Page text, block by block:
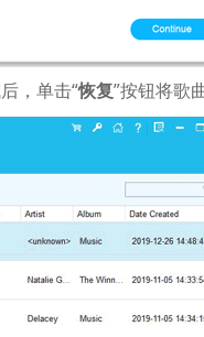
，单击“恢复”按钮将歌